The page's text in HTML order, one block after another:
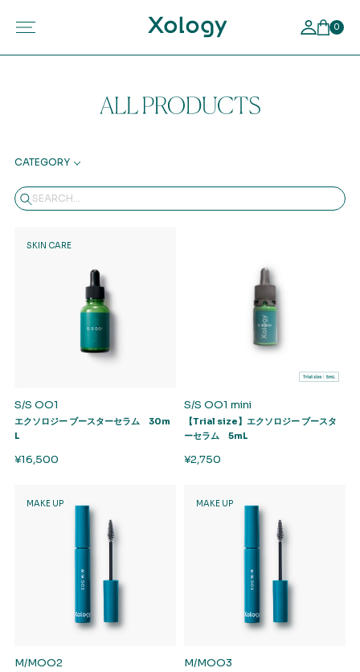
0
CATEGORY
SKIN CARE
S/S OO1
エクソロジー ブースターセラム 30m
L
¥16,500
S/S OO1 mini
【Trial size】エクソロジー ブースタ
ーセラム 5mL
¥2,750
MAKE UP
M/MOO2
MAKE UP
M/MOO3